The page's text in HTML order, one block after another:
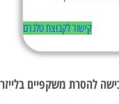
קישור לקבוצת טלגרם
להסרת משקפיים בלייזר